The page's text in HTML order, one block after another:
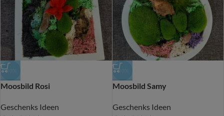
-50%
Moosbild Rosi
Geschenks Ideen
-50%
Moosbild Samy
Geschenks Ideen